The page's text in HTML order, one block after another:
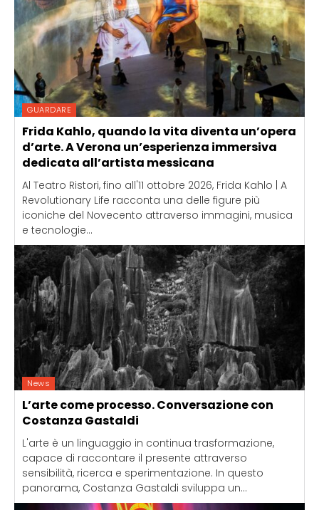
GUARDARE
Frida Kahlo, quando la vita diventa un’opera
d’arte. A Verona un’esperienza immersiva
dedicata all’artista messicana
Al Teatro Ristori, fino all'11 ottobre 2026, Frida Kahlo | A
Revolutionary Life racconta una delle figure più
iconiche del Novecento attraverso immagini, musica
e tecnologie...
News
L’arte come processo. Conversazione con
Costanza Gastaldi
L'arte è un linguaggio in continua trasformazione,
capace di raccontare il presente attraverso
sensibilità, ricerca e sperimentazione. In questo
panorama, Costanza Gastaldi sviluppa un...